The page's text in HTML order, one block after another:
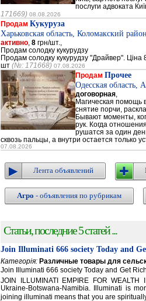
послуги адвоката
171669) 08.08.2026
Продам Кукуруза
Харьковская область, Коломакский
активно 8 грн/шт.,
Продам солодку кукурудзу
Продам солодку кукурудзу "Драйвер". Ціна
шт (№: 171668) 07.08.2026
Продам Прочее
Одесская область,
договорная
Магическая помощь
снятие порчи,
Бывают моменты,
рук. Когда
рушатся за один
сквозь пальцы, а внутри остается только
07.08.2026
Лента объявлений
Агро - объявления по рубрикам
Статьи, последние 5 статей ...
Join Illuminati 666 society Today and
Категорія: Различные товары для
Join Illuminati 666 society Today and Get
JOIN ILLUMINATI EMPIRE FOR WEALTH
Ukraine-Botswana-Namibia. Illuminati is
joining illuminati means that you are